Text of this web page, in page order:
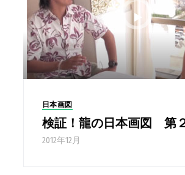
日本画図
検証！龍の日本画図 第
2012年12月